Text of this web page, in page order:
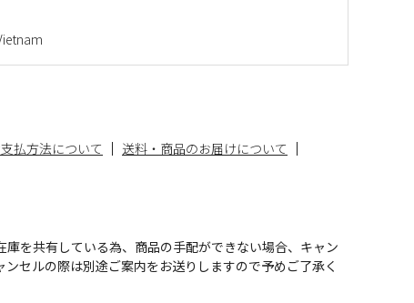
払方法について
送料・商品のお届けについて
を共有している為、商品の手配ができない場合、キャン
セルの際は別途ご案内をお送りしますので予めご了承く